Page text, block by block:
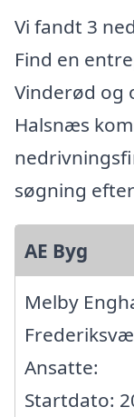
Vi fandt 3
Find en
Vinderød og
Halsnæs
søgning
AE Byg
Melby
Ansatte:
Startdato: